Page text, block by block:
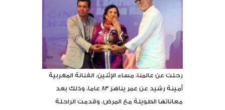
رحلت عن عالمنا، مساء الإثنين، الفنانة المغربية
أمينة رشيد عن عمر يناهز 83 عاما، وذلك بعد
معاناتها الطويلة مع المرض. وقدمت الراحلة